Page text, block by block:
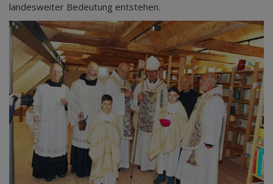
landesweiter Bedeutung entstehen.